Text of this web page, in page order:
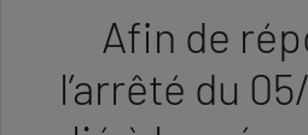
Afin de
l’arrêté du